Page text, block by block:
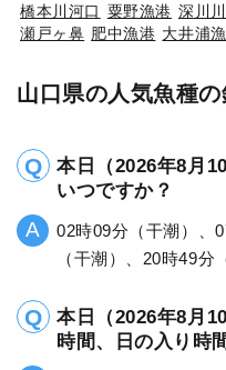
橋本川河口 粟野漁港 深川
瀬戸ヶ鼻 肥中漁港 大井浦
山口県の人気魚種
本日（2026年8月
いつですか？
02時09分（干潮）、
（干潮）、20時49分
本日（2026年8月
時間、日の入り時